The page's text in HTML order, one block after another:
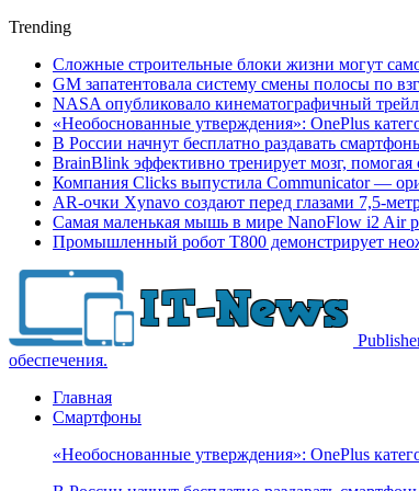
Trending
Сложные строительные блоки жизни могут
GM запатентовала систему смены полосы по
NASA опубликовало кинематографичный
«Необоснованные утверждения»: OnePlus
В России начнут бесплатно раздавать
BrainBlink эффективно тренирует мозг, помогая
Компания Clicks выпустила Communicator —
AR-очки Xynavo создают перед глазами 7,5-
Самая маленькая мышь в мире NanoFlow i2 Air
Промышленный робот Т800 демонстрирует
обеспечения.
Главная
Смартфоны
«Необоснованные утверждения»: OnePlus